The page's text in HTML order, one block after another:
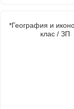
*География и
клас / ЗП